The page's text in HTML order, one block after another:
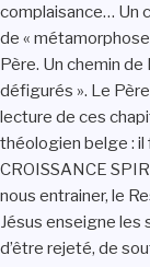
complaisance… Un
de «
Père. Un chemin
défigurés ». Le
lecture de ces
théologien belge : il
CROISSANCE
nous entrainer, le
Jésus enseigne les
d’être rejeté, de